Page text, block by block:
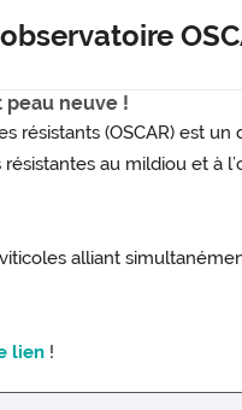
peau neuve !
(OSCAR) est
au mildiou et à
alliant
lien !